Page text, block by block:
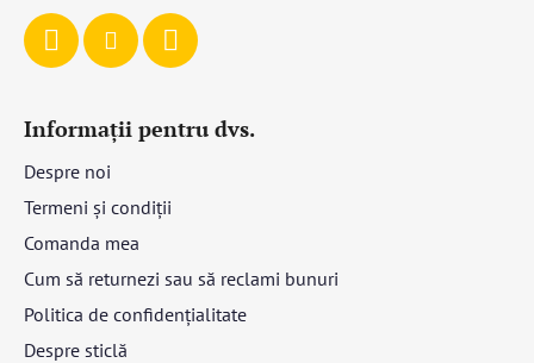
Informații pentru dvs.
Despre noi
Termeni și condiții
Comanda mea
Cum să returnezi sau să reclami bunuri
Politica de confidențialitate
Despre sticlă